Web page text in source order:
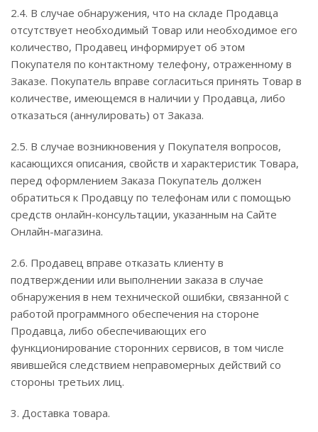
2.4. В случае обнаружения, что на складе Продавца
отсутствует необходимый Товар или необходимое его
количество, Продавец информирует об этом
Покупателя по контактному телефону, отраженному в
Заказе. Покупатель вправе согласиться принять Товар в
количестве, имеющемся в наличии у Продавца, либо
отказаться (аннулировать) от Заказа.
2.5. В случае возникновения у Покупателя вопросов,
касающихся описания, свойств и характеристик Товара,
перед оформлением Заказа Покупатель должен
обратиться к Продавцу по телефонам или с помощью
средств онлайн-консультации, указанным на Сайте
Онлайн-магазина.
2.6. Продавец вправе отказать клиенту в
подтверждении или выполнении заказа в случае
обнаружения в нем технической ошибки, связанной с
работой программного обеспечения на стороне
Продавца, либо обеспечивающих его
функционирование сторонних сервисов, в том числе
явившейся следствием неправомерных действий со
стороны третьих лиц.
3. Доставка товара.